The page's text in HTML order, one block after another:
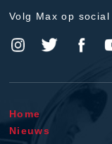
Volg Max op
Home
Nieuws